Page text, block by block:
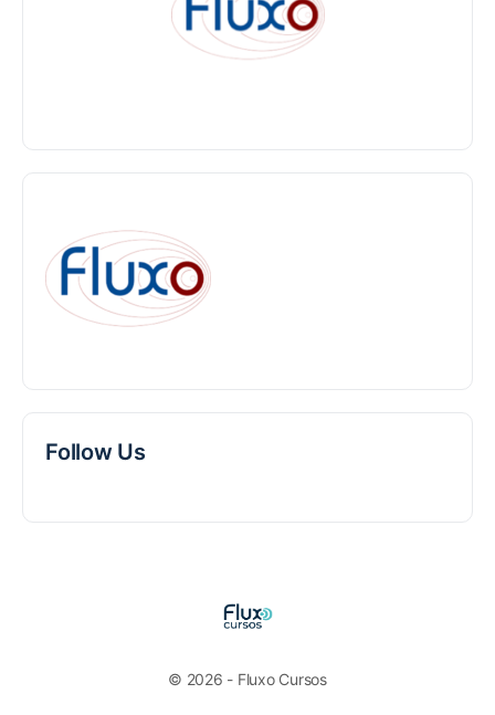
Follow Us
© 2026 - Fluxo Cursos